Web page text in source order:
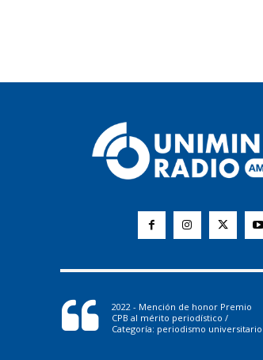
2022 - Mención de honor Premio
CPB al mérito periodístico /
Categoría: periodismo universitario